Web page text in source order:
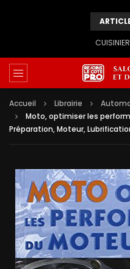
Accueil Librairie
Moto, optimiser les
Préparation, Moteur,